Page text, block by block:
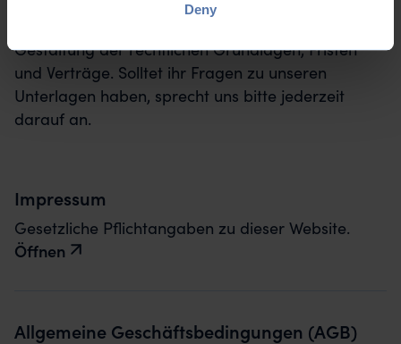
Deny
Zu awork gehört die einfache und übersichtliche
Gestaltung der rechtlichen Grundlagen, Fristen
und Verträge. Solltet ihr Fragen zu unseren
Unterlagen haben, sprecht uns bitte jederzeit
darauf an.
Impressum
Gesetzliche Pflichtangaben zu dieser Website.
Öffnen
Allgemeine Geschäftsbedingungen (AGB)